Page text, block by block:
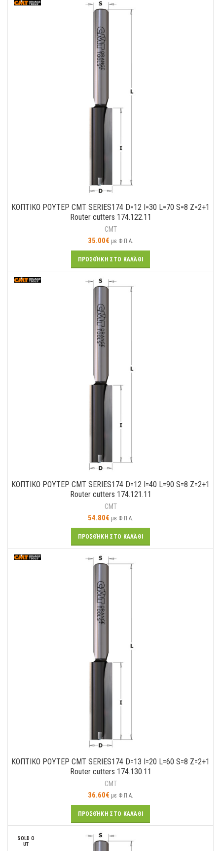
ΚΟΠΤΙΚO ΡΟΥΤΕΡ CMT SERIES174 D=12 I=30 L=70 S=8 Z=2+1
Router cutters 174.122.11
CMT
35.00€ με Φ.Π.Α.
ΠΡΟΣΘΉΚΗ ΣΤΟ ΚΑΛΆΘΙ
ΚΟΠΤΙΚO ΡΟΥΤΕΡ CMT SERIES174 D=12 I=40 L=90 S=8 Z=2+1
Router cutters 174.121.11
CMT
54.80€ με Φ.Π.Α.
ΠΡΟΣΘΉΚΗ ΣΤΟ ΚΑΛΆΘΙ
ΚΟΠΤΙΚO ΡΟΥΤΕΡ CMT SERIES174 D=13 I=20 L=60 S=8 Z=2+1
Router cutters 174.130.11
CMT
36.60€ με Φ.Π.Α.
ΠΡΟΣΘΉΚΗ ΣΤΟ ΚΑΛΆΘΙ
SOLD O
UT